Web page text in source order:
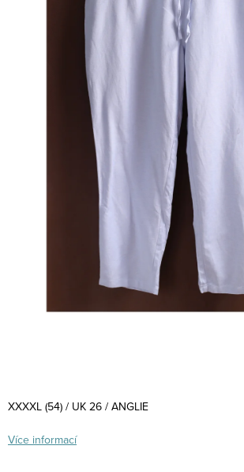
XXXXL (54) / UK 26 / ANGLIE
Více informací